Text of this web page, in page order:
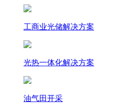
⼯商业光储解决⽅案
光热⼀体化解决⽅案
油气田开采